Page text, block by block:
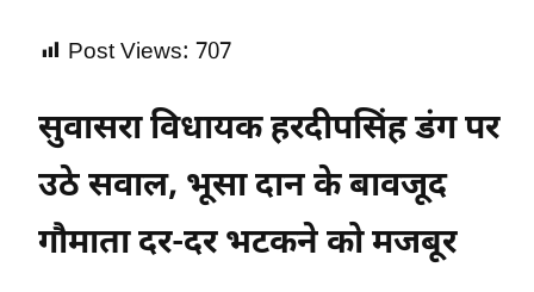
Post Views: 707
सुवासरा विधायक हरदीपसिंह डंग पर
उठे सवाल, भूसा दान के बावजूद
गौमाता दर-दर भटकने को मजबूर